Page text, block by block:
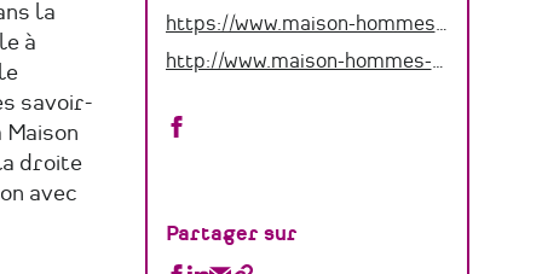
la
à
savoir-
droite
avec
https://www.maison-hommes-techniques.fr/
http://www.maison-hommes-techniques.fr/
et
Partager sur